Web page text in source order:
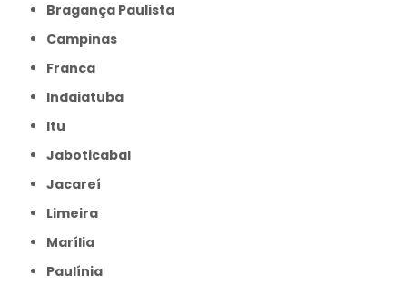
Bragança Paulista
Campinas
Franca
Indaiatuba
Itu
Jaboticabal
Jacareí
Limeira
Marília
Paulínia